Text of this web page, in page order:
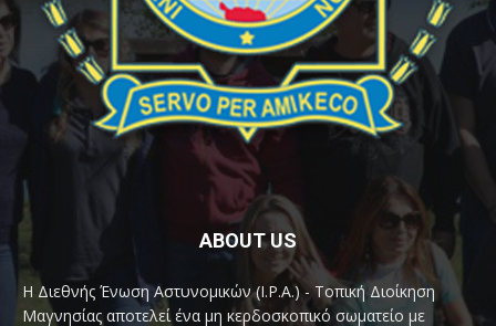
ABOUT US
Η Διεθνής Ένωση Αστυνομικών (I.P.A.) - Τοπική Διοίκηση
Μαγνησίας αποτελεί ένα μη κερδοσκοπικό σωματείο με